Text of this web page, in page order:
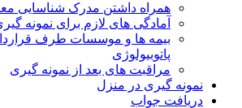
همراه داشتن مدرک شناسایی
آمادگی های لازم برای نمونه
بیمه ها و موسسات طرف
پاتوبیولوژی
مراقبت های بعد از نمونه گیری
نمونه گیری در منزل
دریافت جواب